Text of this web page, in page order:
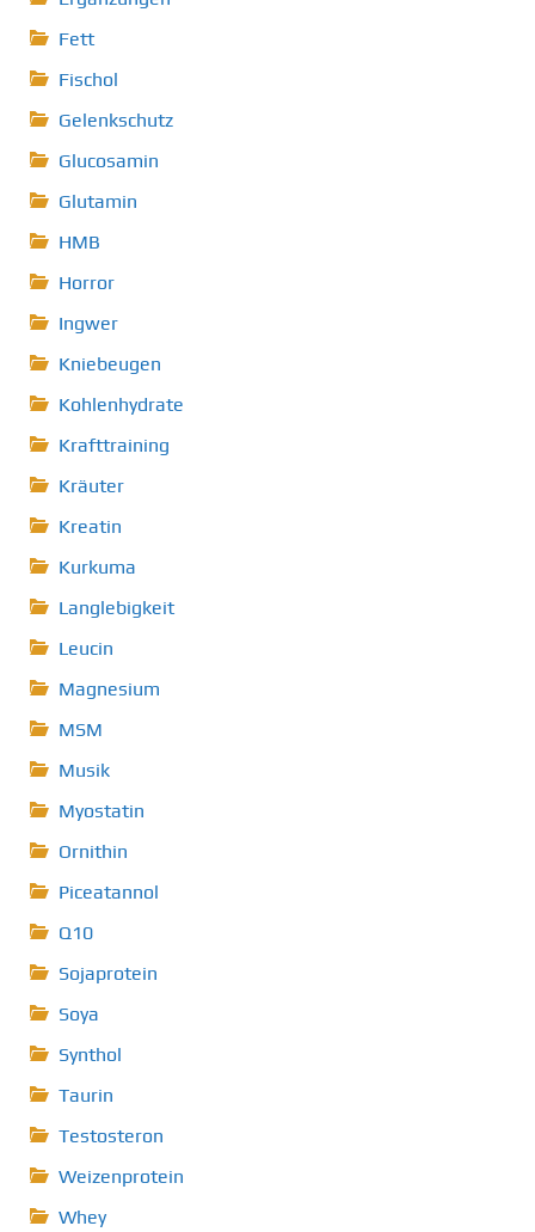
Fett
Fischol
Gelenkschutz
Glucosamin
Glutamin
HMB
Horror
Ingwer
Kniebeugen
Kohlenhydrate
Krafttraining
Kräuter
Kreatin
Kurkuma
Langlebigkeit
Leucin
Magnesium
MSM
Musik
Myostatin
Ornithin
Piceatannol
Q10
Sojaprotein
Soya
Synthol
Taurin
Testosteron
Weizenprotein
Whey